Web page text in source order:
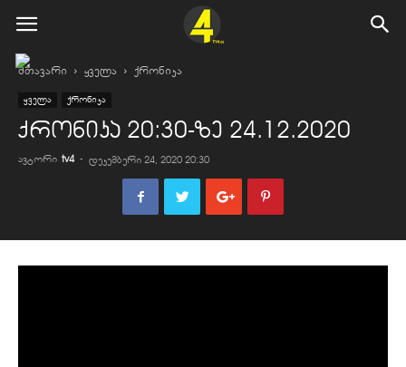
მთავარი ყველა ქრონიკა
ყველა ქრონიკა
ქრონიკა 20:30-ზე 24.12.2020
ავტორი tv4 - დეკემბერი 24, 2020 20:30